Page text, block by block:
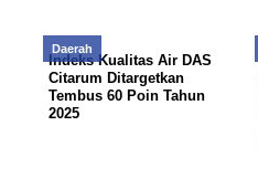
Daerah
Indeks Kualitas Air DAS
Citarum Ditargetkan
Tembus 60 Poin Tahun
2025